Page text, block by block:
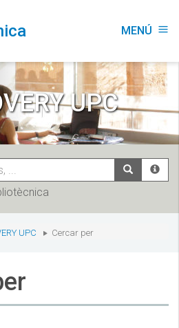
MENÚ menu
UPC
UPC Cercar per